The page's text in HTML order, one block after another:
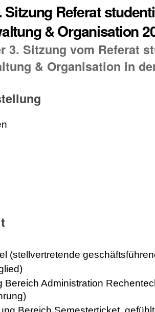
Sitzung Referat
& Organisation
3. Sitzung vom Referat
& Organisation in
(stellvertretende
Bereich Administration